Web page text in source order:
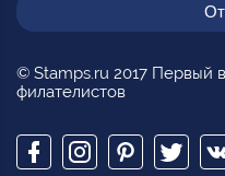
© Stamps.ru 2017 Первый
филателистов